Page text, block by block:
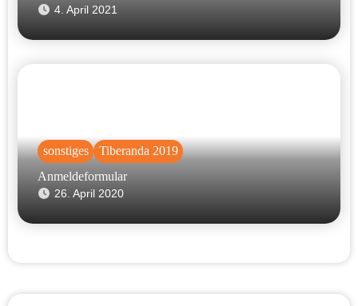
4. April 2021
sonstiges
Tiberanda 2019
Anmeldeformular
26. April 2020